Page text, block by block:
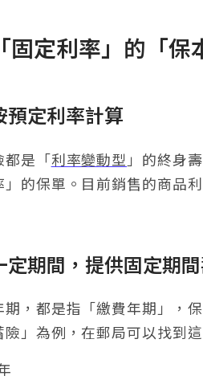
定利率」的「保
預定利率計算
都是「利率變動型 」的終身
的保單。目前銷售的商品
定期間，提供固定期
，都是指「繳費年期」，
」為例，在郵局可以找到這